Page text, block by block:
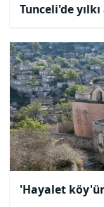
Tunceli'de
'Hayalet